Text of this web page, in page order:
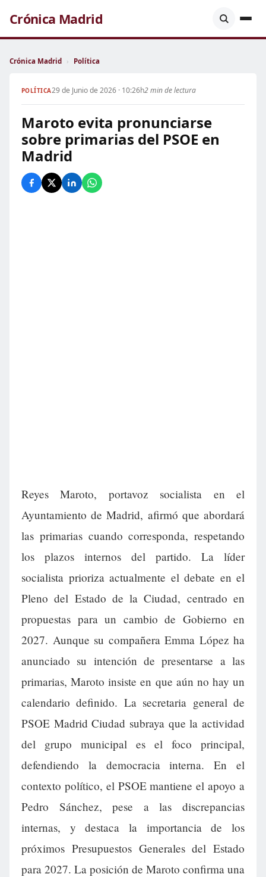
Crónica Madrid
Crónica Madrid › Política
POLÍTICA29 de Junio de 2026 · 10:26h2 min de lectura
Maroto evita pronunciarse
sobre primarias del PSOE en
Madrid
Reyes Maroto, portavoz socialista en el
Ayuntamiento de Madrid, afirmó que abordará
las primarias cuando corresponda, respetando
los plazos internos del partido. La líder
socialista prioriza actualmente el debate en el
Pleno del Estado de la Ciudad, centrado en
propuestas para un cambio de Gobierno en
2027. Aunque su compañera Emma López ha
anunciado su intención de presentarse a las
primarias, Maroto insiste en que aún no hay un
calendario definido. La secretaria general de
PSOE Madrid Ciudad subraya que la actividad
del grupo municipal es el foco principal,
defendiendo la democracia interna. En el
contexto político, el PSOE mantiene el apoyo a
Pedro Sánchez, pese a las discrepancias
internas, y destaca la importancia de los
próximos Presupuestos Generales del Estado
para 2027. La posición de Maroto confirma una